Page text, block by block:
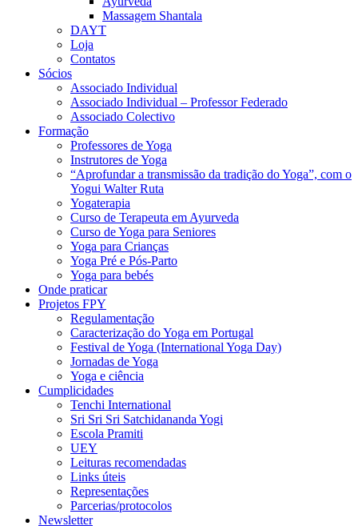
Massagem Shantala
DAYT
Loja
Contatos
Sócios
Associado Individual
Associado Individual – Professor Federado
Associado Colectivo
Formação
Professores de Yoga
Instrutores de Yoga
“Aprofundar a transmissão da tradição do Yoga”, com o
Yogui Walter Ruta
Yogaterapia
Curso de Terapeuta em Ayurveda
Curso de Yoga para Seniores
Yoga para Crianças
Yoga Pré e Pós-Parto
Yoga para bebés
Onde praticar
Projetos FPY
Regulamentação
Caracterização do Yoga em Portugal
Festival de Yoga (International Yoga Day)
Jornadas de Yoga
Yoga e ciência
Cumplicidades
Tenchi International
Sri Sri Sri Satchidananda Yogi
Escola Pramiti
UEY
Leituras recomendadas
Links úteis
Representações
Parcerias/protocolos
Newsletter